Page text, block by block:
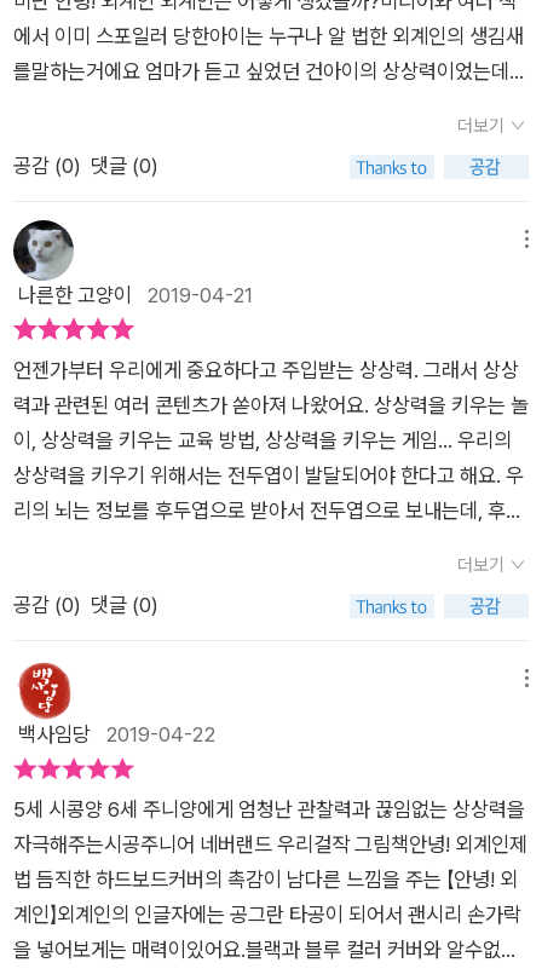
이전에 대학교 때쯤인가 저 역시도 도로변에 있는 CCTV가 마치
캐릭터처럼 보여서 재미있게 느껴졌던 기억이 있는데..아마도 저
생각도 살짝쿵 해보았어요.​그렇게 흥미롭게 책을 읽어간 우리 아
이들.다 읽고 나서는 '재미있다!'이야기하는 것은 당연지사이구
요.아이들과 함께 주변을 지나다니면서 외계인처럼 보일만한 재
미있는 사물의 모습을 찾아보고 상상의 나래를 펼쳐봐도 좋겠다
싶었는데요.​아이들과 함께 외계인은 과연 어떻게 생겼을까 이야
기를 해보자했더니..우리 뜬금군은 머리에 뿔을 만들면서 외계인
은 눈이 하나에 뿔이 있을 것이라는 제스쳐를 하고요.우리 베리군
은 양쪽 눈을 쭈욱~ 찢어 올리면서 그렇게 생겼을 것이라고 하는
데 넘넘 웃겨서 정말 배꼽빠지게 웃었답니다.이런 우리 아이들의
반응이 참 재미있었는데,다같이 자신이 생각하는 외계인의 모습
을 그려보거나 상상의 나래를 조금 더 펼쳐봐도 좋겠다 싶었는데
요.사실 저같은 경우에는 외계인의 존재를 믿는 편인데..우리눈에
하지만 반대로 외계인의 입장에서 보면 우리가 참 이상하게 생기
신 박연철 작가님에 대한 소개가 담겨있는 것 같아 살펴보았는데
요.으잉?읽어보니 이건 정말 행운의 편지이지 않겠어요?!작가님
의 재미있는 생각이 담긴 소개 페이지역시 기발하고 참신해서 읽
으면서 하하~웃었는데요.보통 '행운의 편지'하면 우리는 불행한
이미지를 떠올리게 되는데, 작가님이 쓰신 문구는 레알 행운의 편
지.​요점은 어떡하든 모두에게 행운이 오니 그림책을 많이 사랑해
달라는 것이었는데요.박연철 작가님의 그림책에 대한 사랑을 느
낄 수 있었는데, 앞으로 더 읽어보고 싶은 그림책 작가님이신 것
같네요. 보여드리고 싶은 페이지와 이야기는 많지만 직접 아이와
이 만난 다른 외계인 친구는 누구일까요?​​짜잔!첫번째 외계인 친
구는 눈이 동그랗고, 얼굴이 동그란 그런 친구네요특이하게 이 친
구는 꼬깔모자까지 쓰고 있어서 사랑이는 이 모습을 보더니 생일
을 맞이한 친구 아닐까?라고 대답해 주었는데요~​​어머!그 외계인
친구는 바로 달걀프라이였네요 ㅋㅋㅋㅋ완전 반전 이야기라죠?
자, 그럼 다른 친구를 찾아 다시 떠나볼까요~?​ ​두번째 만난 외계
인 친구는우와~ 무려 세명!!!친구를 찾으러 헤매고 다녔던 외계
인이 무척 행복할 듯 싶은데요~과연 이 친구들은 무엇일까요~?
한번 상상해 보세요~~~​​그것은 바로쿨쿨 콸콸, 위험에 쳐했을
때 물이 가득 나오는 송수구네요 ㅋㅋㅋㅋ송수구가 어떻게 저런
모습으로 표현할 수 있는지..진짜 이 그림을 그리고 이 글을 쓴 작
가가 넘 대단해 보이네요^^​이렇게이 책은 실생활에서 볼 수 있는
다양한 사물들을 외계인으로 표현함으로써 이야기가 전개되고
있습니다.또한, 문자와 그림 사진으로 외계인을 재밌게 그려서 표
상상력과 관찰력이 아주아주 돋보이는 그림책이예요그래서인지
책읽는 내내 우리 사랑이가 너무너무 재밌어 하더라구요거기다,
다음 외계인은 어떤 사물일까.. 상상하며 맞추는 재미도 쏠쏠하게
느낄 수 있어서아이와 다양한 이야기를 할 수 있다는 것!진짜 넘
재밌는 그림책인거 같죠?​덕분에아주 오랫만에 즐겁게 책읽기를
할 수 있었던시공주니어의 < 안녕! 외계인 > 이 뒷이야기가 궁금
에서 이미 스포일러 당한아이는 누구나 알 법한 외계인의 생김새
를말하는거에요 엄마가 듣고 싶었던 건아이의 상상력이었는데
구별에 놀러온 외계인의 모습에서어쩜 내가 상상하고 알고 있는
(?) 그 녀석이 아닐지도 모른다는 생각과 그럼 도대체 외계인이
어떻게 생겼는데!!궁금증이 절로 생기더라구요《안녕! 외계인》 의
재미는 반전과 상상하는 즐거움이라고 생각해요 지구별에서 외
계인이 만난 요상한 외모의 물체 안녕! 외계인?넌 누구니?늘상
주변에서 보았던 사물이 검정색 형태로 보였을 때 어엇? 뭐였드
수도한 번 더 상상하고 생각하게 하는 박연철 작가님의 그림이에
요!! 한 장을 넘겨야 누구인지 알 수 있는 구조라《안녕! 외계인》
은 페이지를 넘기기 전에 이 괴물은 누구인지 엠쥐랑 예상하다보
면읽는 재미가 더해지더라구요! 바쁘다며 놀아주지 않는 엄마 아
빠를대신해 지구별에서 친구를 만나고 싶었던외계인의 지구 탐
험기 마지막엔헉! 할만한 반전이 숨겨져 있으니그건 직접 책으로
확인하시면 더 재밌어요 박연철 작가님의 마지막 메시지이 글을
편지응원을 보낸 분은 케이트 그린어웨이 상을 받아세계적인 작
가가 되었고행운의 편지를 무시했던 분은...칼데콧 상을 받았다는
이야기를 남기며모두에게 행운이 오는 만큼그림책을 사랑해 달
라는 작가님의 편지에씨익~ 웃음과 응원을 보냅니다!!
더보기
공감 (0) 댓글 (0)
나른한 고양이 2019-04-21
언젠가부터 우리에게 중요하다고 주입받는 상상력. 그래서 상상
력과 관련된 여러 콘텐츠가 쏟아져 나왔어요. 상상력을 키우는 놀
이, 상상력을 키우는 교육 방법, 상상력을 키우는 게임... 우리의
상상력을 키우기 위해서는 전두엽이 발달되어야 한다고 해요. 우
리의 뇌는 정보를 후두엽으로 받아서 전두엽으로 보내는데, 후두
발휘해서 창의적으로 문제를 해결하는 능력이 전두엽의 발달 정
될까요, 우리가 외국어를 습득할 때, 독서나 글쓰기를 할 때, 그리
고 상상력은 우리의 뇌가 비논리적 사고를 할 수 있을 때 더 잘 발
달된다고 합니다. 예를 들어서, 잠들기 전 친구와 수다를 떨 때,
미에서 오늘 소개해드릴 박현철 님의 '안녕! 외계인`은 유아들에
게 좋은 책이라고 여겨집니다. 우리가 상상력을 발휘하기 위해서
가장 쉽게 시도해 볼 수 있는 방법이 '낯설게 보기'인데, 사실 어느
정도 사회화된 후에는 '낯설게' 본다는 거 자체가 매우 어렵습니
다. 얼마 전에 6살 여자아이를 키우고 있는 고객님이 이런 얘기를
더보기
공감 (0) 댓글 (0)
백사임당 2019-04-22
5세 시콩양 6세 주니양에게 엄청난 관찰력과 끊임없는 상상력을
자극해주는시공주니어 네버랜드 우리걸작 그림책안녕! 외계인제
법 듬직한 하드보드커버의 촉감이 남다른 느낌을 주는 【안녕! 외
계인】외계인의 인글자에는 공그란 타공이 되어서 괜시리 손가락
을 넣어보게는 매력이있어요.​블랙과 블루 컬러 커버와 알수없는